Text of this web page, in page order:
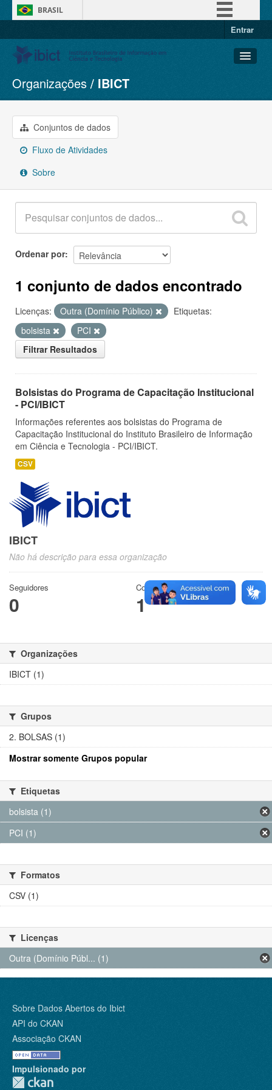
BRASIL
Entrar
Conjuntos de dados
Organizações
Grupos
Sobre
Organizações IBICT
Conjuntos de dados
Fluxo de Atividades
Sobre
Ordenar por
1 conjunto de dados encontrado
Licenças: Outra (Domínio Público)
Etiquetas:
bolsista
PCI
Filtrar Resultados
Bolsistas do Programa de Capacitação Institucional
- PCI/IBICT
Informações referentes aos bolsistas do Programa de
Capacitação Institucional do Instituto Brasileiro de Informação
em Ciência e Tecnologia - PCI/IBICT.
CSV
IBICT
Não há descrição para essa organização
Seguidores
0
Conjuntos de dados
1
Organizações
IBICT (1)
Grupos
2. BOLSAS (1)
Mostrar somente Grupos popular
Etiquetas
bolsista (1)
PCI (1)
Formatos
CSV (1)
Licenças
Outra (Domínio Públ... (1)
Sobre Dados Abertos do Ibict
API do CKAN
Associação CKAN
Impulsionado por